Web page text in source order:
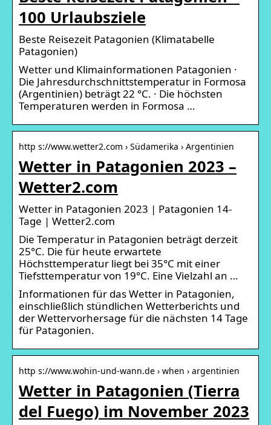
100 Urlaubsziele
Beste Reisezeit Patagonien (Klimatabelle
Patagonien)
Wetter und Klimainformationen Patagonien ·
Die Jahresdurchschnittstemperatur in Formosa
(Argentinien) beträgt 22 °C. · Die höchsten
Temperaturen werden in Formosa …
http s://www.wetter2.com › Südamerika › Argentinien
Wetter in Patagonien 2023 –
Wetter2.com
Wetter in Patagonien 2023 | Patagonien 14-
Tage | Wetter2.com
Die Temperatur in Patagonien beträgt derzeit
25°C. Die für heute erwartete
Höchsttemperatur liegt bei 35°C mit einer
Tiefsttemperatur von 19°C. Eine Vielzahl an …
Informationen für das Wetter in Patagonien,
einschließlich stündlichen Wetterberichts und
der Wettervorhersage für die nächsten 14 Tage
für Patagonien.
http s://www.wohin-und-wann.de › when › argentinien
Wetter in Patagonien (Tierra
del Fuego) im November 2023